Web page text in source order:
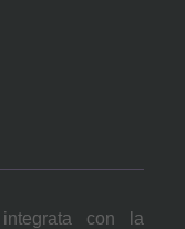
integrata con la